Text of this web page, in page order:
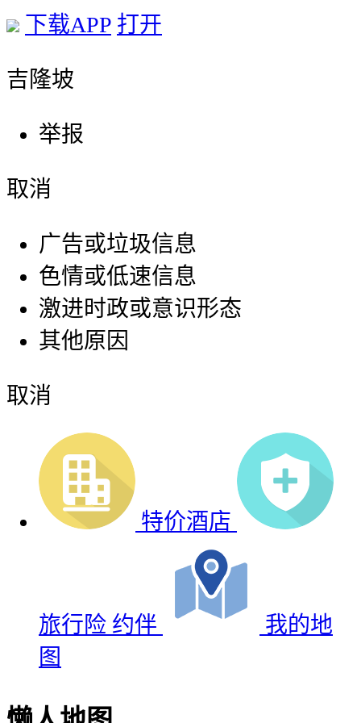
下载APP 打开
吉隆坡
举报
取消
广告或垃圾信息
色情或低速信息
激进时政或意识形态
其他原因
取消
特价酒店
旅行险 约伴
我的地
图